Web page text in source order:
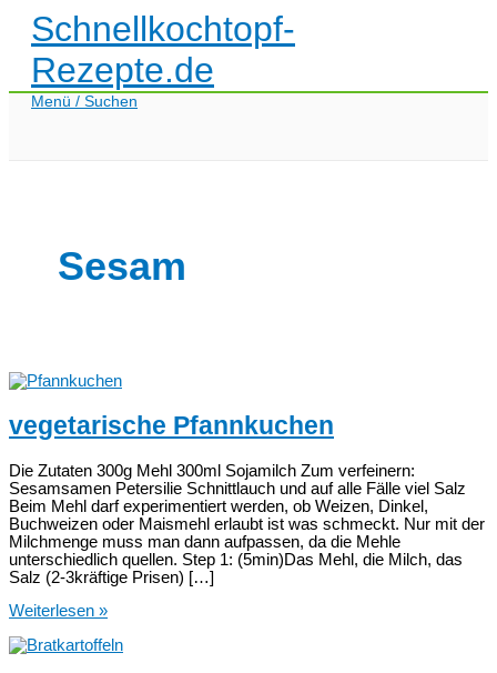
Zum
Inhalt
springen
Schnellkochtopf-
Rezepte.de
Menü / Suchen
Sesam
vegetarische Pfannkuchen
Die Zutaten 300g Mehl 300ml Sojamilch Zum verfeinern:
Sesamsamen Petersilie Schnittlauch und auf alle Fälle viel Salz
Beim Mehl darf experimentiert werden, ob Weizen, Dinkel,
Buchweizen oder Maismehl erlaubt ist was schmeckt. Nur mit der
Milchmenge muss man dann aufpassen, da die Mehle
unterschiedlich quellen. Step 1: (5min)Das Mehl, die Milch, das
Salz (2-3kräftige Prisen) […]
vegetarische
Weiterlesen »